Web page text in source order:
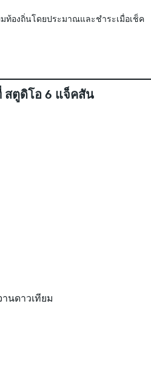
ท้องถิ่นโดยประมาณและชำระเมื่อเช็ค
สตูดิโอ 6 แจ็คสัน
นดาวเทียม